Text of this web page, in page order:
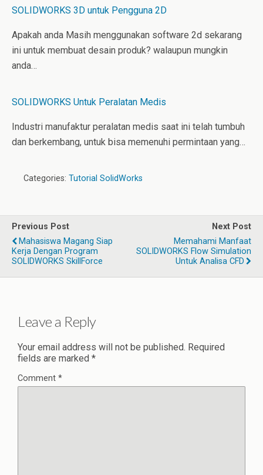
SOLIDWORKS 3D untuk Pengguna 2D
Apakah anda Masih menggunakan software 2d sekarang
ini untuk membuat desain produk? walaupun mungkin
anda…
SOLIDWORKS Untuk Peralatan Medis
Industri manufaktur peralatan medis saat ini telah tumbuh
dan berkembang, untuk bisa memenuhi permintaan yang…
Categories: Tutorial SolidWorks
Previous Post
Mahasiswa Magang Siap
Kerja Dengan Program
SOLIDWORKS SkillForce
Next Post
Memahami Manfaat
SOLIDWORKS Flow Simulation
Untuk Analisa CFD
Leave a Reply
Your email address will not be published. Required
fields are marked *
Comment *